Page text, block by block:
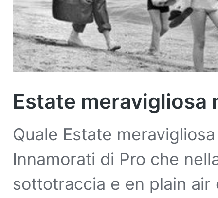
Estate meravigliosa
Quale Estate
Innamorati di Pro che
sottotraccia e en plain air